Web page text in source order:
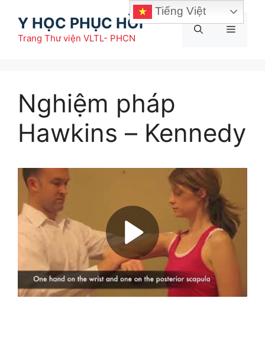
Y HỌC PHỤC HỒI
Trang Thư viện VLTL- PHCN
Menu
Nghiệm pháp
Hawkins – Kennedy
Tiếng Việt